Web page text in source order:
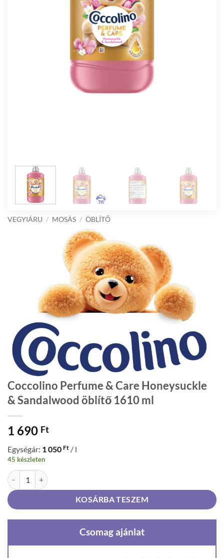
VEGYIÁRU / MOSÁS / ÖBLÍTŐ
Coccolino Perfume & Care Honeysuckle
& Sandalwood öblítő 1610 ml
1 690 Ft
Egységár: 1 050 Ft / l
45 készleten
Coccolino Perfume & Care Honeysuckle & Sandalwood öblítő 1610
KOSÁRBA TESZEM
Csomag ajánlat